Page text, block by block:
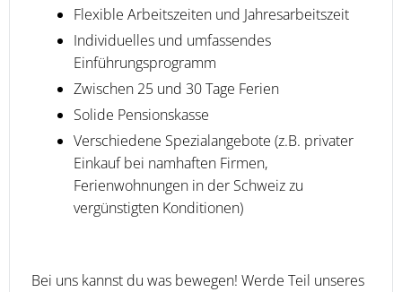
Flexible Arbeitszeiten und Jahresarbeitszeit
Individuelles und umfassendes
Einführungsprogramm
Zwischen 25 und 30 Tage Ferien
Solide Pensionskasse
Verschiedene Spezialangebote (z.B. privater
Einkauf bei namhaften Firmen,
Ferienwohnungen in der Schweiz zu
vergünstigten Konditionen)
Bei uns kannst du was bewegen! Werde Teil unseres